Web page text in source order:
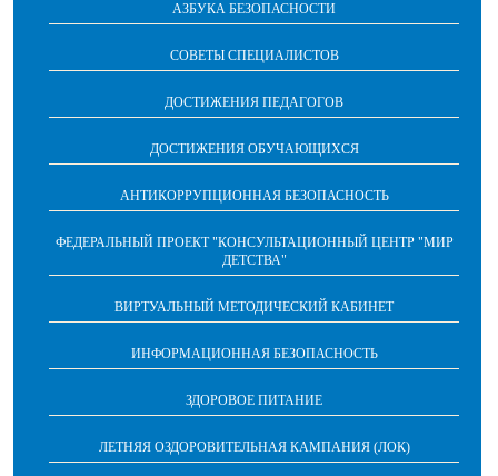
АЗБУКА БЕЗОПАСНОСТИ
СОВЕТЫ СПЕЦИАЛИСТОВ
ДОСТИЖЕНИЯ ПЕДАГОГОВ
ДОСТИЖЕНИЯ ОБУЧАЮЩИХСЯ
АНТИКОРРУПЦИОННАЯ БЕЗОПАСНОСТЬ
ФЕДЕРАЛЬНЫЙ ПРОЕКТ "КОНСУЛЬТАЦИОННЫЙ ЦЕНТР "МИР
ДЕТСТВА"
ВИРТУАЛЬНЫЙ МЕТОДИЧЕСКИЙ КАБИНЕТ
ИНФОРМАЦИОННАЯ БЕЗОПАСНОСТЬ
ЗДОРОВОЕ ПИТАНИЕ
ЛЕТНЯЯ ОЗДОРОВИТЕЛЬНАЯ КАМПАНИЯ (ЛОК)